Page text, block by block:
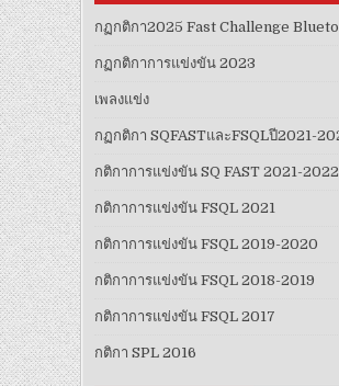
กฏกติกา2025 Fast Challenge
กฏกติกาการแข่งขัน 2023
เพลงแข่ง
กฏ​กติกา​ SQFAST​และFSQLปี2021-
กติกาการแข่งขัน SQ FAST 2021-2022
กติกาการแข่งขัน FSQL 2021
กติกาการแข่งขัน FSQL 2019-2020
กติกาการแข่งขัน FSQL 2018-2019
กติกาการแข่งขัน FSQL 2017
กติกา SPL 2016